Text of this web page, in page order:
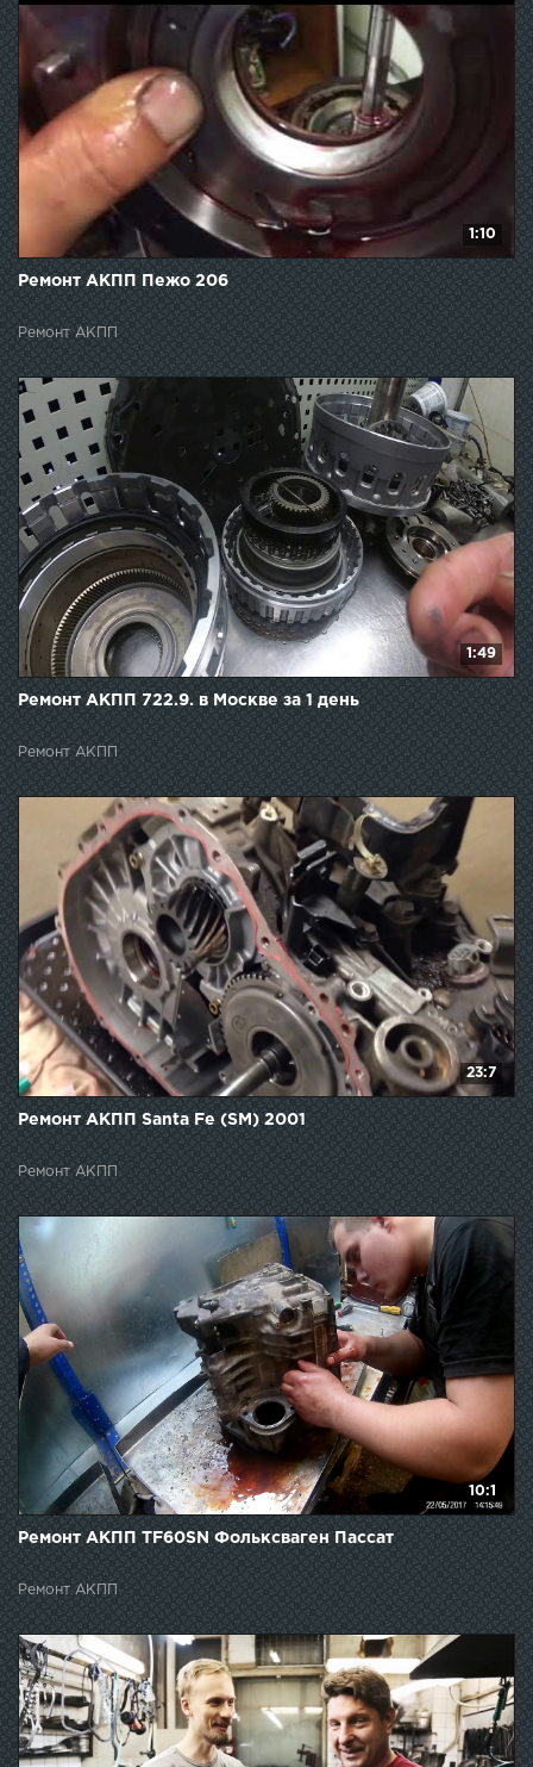
1:10
Ремонт АКПП Пежо 206
Ремонт АКПП
1:49
Ремонт АКПП 722.9. в Москве за 1 день
Ремонт АКПП
23:7
Ремонт АКПП Santa Fe (SM) 2001
Ремонт АКПП
10:1
Ремонт АКПП TF60SN Фольксваген Пассат
Ремонт АКПП